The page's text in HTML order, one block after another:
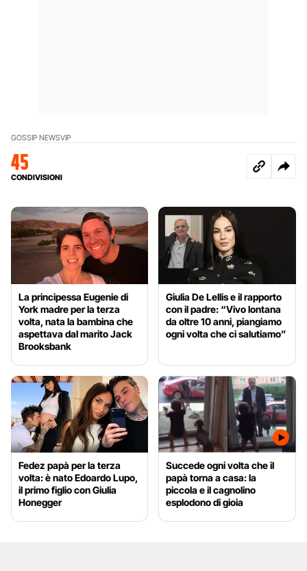
GOSSIP NEWSVIP
45
CONDIVISIONI
La principessa Eugenie di
York madre per la terza
volta, nata la bambina che
aspettava dal marito Jack
Brooksbank
Giulia De Lellis e il rapporto
con il padre: “Vivo lontana
da oltre 10 anni, piangiamo
ogni volta che ci salutiamo”
Fedez papà per la terza
volta: è nato Edoardo Lupo,
il primo figlio con Giulia
Honegger
Succede ogni volta che il
papà torna a casa: la
piccola e il cagnolino
esplodono di gioia